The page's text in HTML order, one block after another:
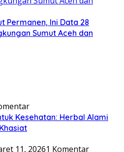
Permanen, Ini Data 28
Sumut Aceh dan
Kesehatan: Herbal Alami
11, 20261 Komentar